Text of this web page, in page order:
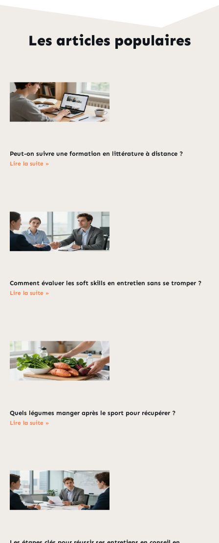
Les articles populaires
Peut-on suivre une formation en littérature à distance ?
Lire la suite »
Comment évaluer les soft skills en entretien sans se tromper ?
Lire la suite »
Quels légumes manger après le sport pour récupérer ?
Lire la suite »